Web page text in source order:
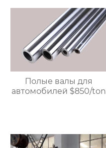
Полые валы для
автомобилей $850/ton